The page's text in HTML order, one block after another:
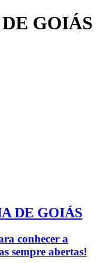
GOIÁS
DE GOIÁS
conhecer a
sempre abertas!